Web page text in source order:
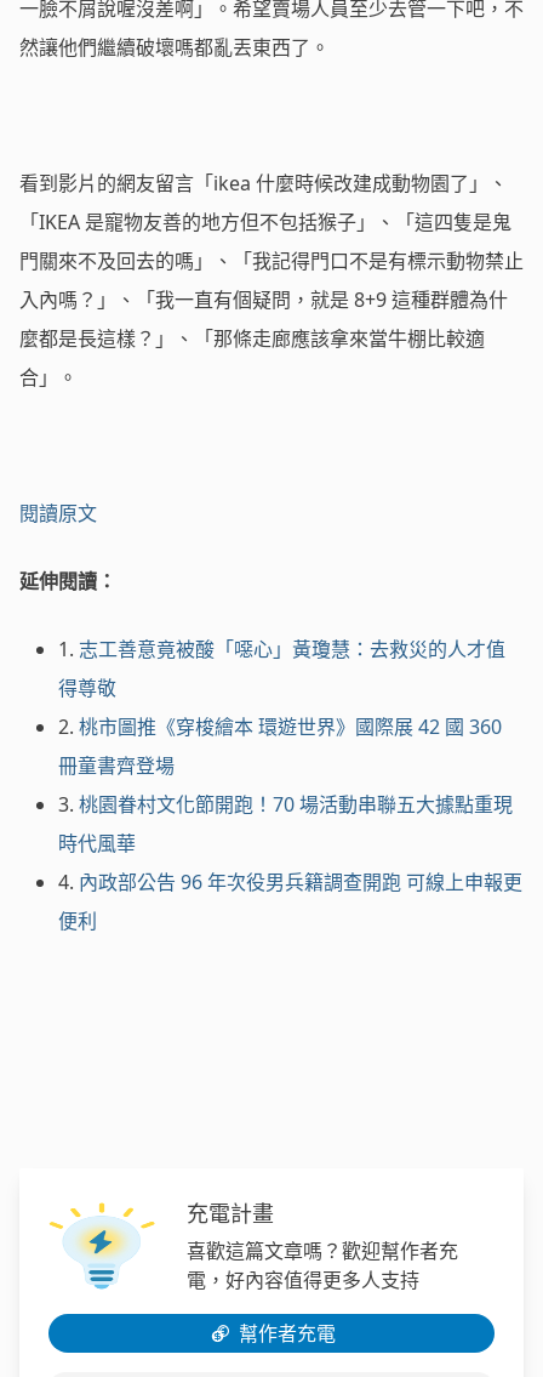
一臉不屑說喔沒差啊」。希望賣場人員至少去管一下吧，不
然讓他們繼續破壞嗎都亂丟東西了。
看到影片的網友留言「ikea 什麼時候改建成動物園了」、
「IKEA 是寵物友善的地方但不包括猴子」、「這四隻是鬼
門關來不及回去的嗎」、「我記得門口不是有標示動物禁止
入內嗎？」、「我一直有個疑問，就是 8+9 這種群體為什
麼都是長這樣？」、「那條走廊應該拿來當牛棚比較適
合」。
閱讀原文
延伸閱讀：
1. 志工善意竟被酸「噁心」黃瓊慧：去救災的人才值
得尊敬
2. 桃市圖推《穿梭繪本 環遊世界》國際展 42 國 360
冊童書齊登場
3. 桃園眷村文化節開跑！70 場活動串聯五大據點重現
時代風華
4. 內政部公告 96 年次役男兵籍調查開跑 可線上申報更
便利
充電計畫
喜歡這篇文章嗎？歡迎幫作者充
電，好內容值得更多人支持
幫作者充電